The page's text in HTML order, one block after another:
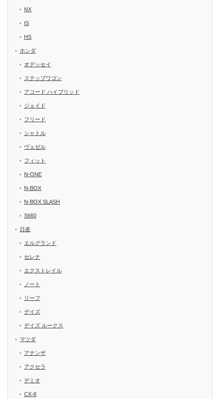
NX
IS
HS
ホンダ
オデッセイ
ステップワゴン
アコード ハイブリッド
ジェイド
フリード
シャトル
ヴェゼル
フィット
N-ONE
N-BOX
N-BOX SLASH
S660
日産
エルグランド
セレナ
エクストレイル
ノート
リーフ
デイズ
デイズ ルークス
マツダ
アテンザ
アクセラ
デミオ
CX-8